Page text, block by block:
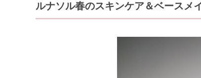
ルナソル春のスキンケア＆ベースメ